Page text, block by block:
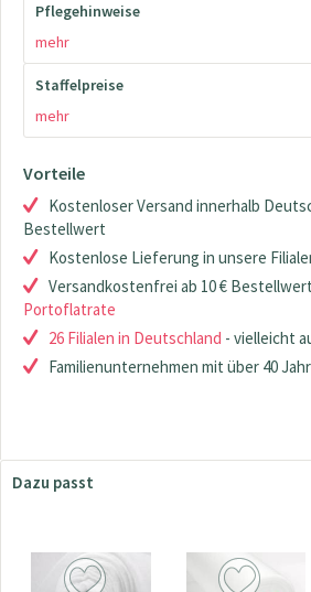
Pflegehinweise
mehr
Staffelpreise
mehr
Vorteile
Kostenloser Versand innerhalb
Bestellwert
Kostenlose Lieferung in unsere
Versandkostenfrei ab 10 €
Portoflatrate
26 Filialen in Deutschland - vielleicht
Familienunternehmen mit über 40
Dazu passt